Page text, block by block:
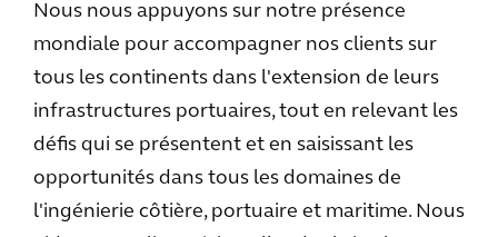
Nous nous appuyons sur notre présence
mondiale pour accompagner nos clients sur
tous les continents dans l'extension de leurs
infrastructures portuaires, tout en relevant les
défis qui se présentent et en saisissant les
opportunités dans tous les domaines de
l'ingénierie côtière, portuaire et maritime. Nous